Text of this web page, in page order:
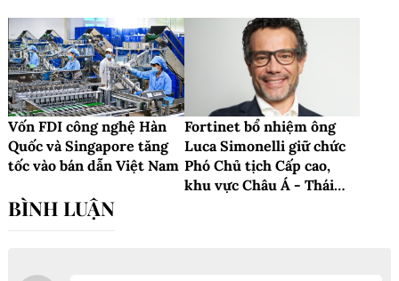
Vốn FDI công nghệ Hàn
Quốc và Singapore tăng
tốc vào bán dẫn Việt Nam
Fortinet bổ nhiệm ông
Luca Simonelli giữ chức
Phó Chủ tịch Cấp cao,
khu vực Châu Á - Thái